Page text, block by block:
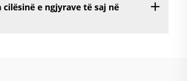
cilësinë e ngjyrave të saj në